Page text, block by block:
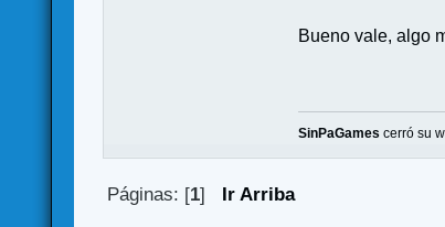
Bueno vale, algo
SinPaGames cerró su
Páginas: [1] Ir Arriba